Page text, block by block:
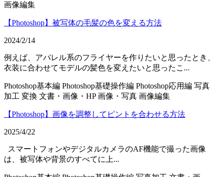
画像編集
【Photoshop】被写体の毛髪の色を変える方法
2024/2/14
例えば、アパレル系のフライヤーを作りたいと思ったとき、
衣装に合わせてモデルの髪色を変えたいと思ったこ...
Photoshop基本編 Photoshop基礎操作編 Photoshop応用編 写真
加工 変換 文書・画像・HP 画像・写真 画像編集
【Photoshop】画像を調整してピントを合わせる方法
2025/4/22
スマートフォンやデジタルカメラのAF機能で撮った画像
は、被写体や背景のすべてに上...